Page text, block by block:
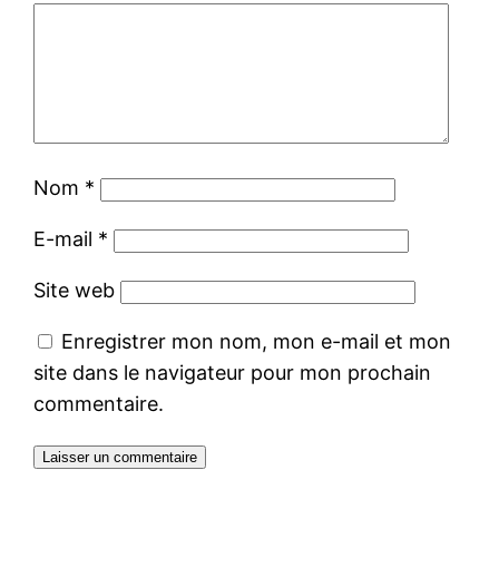
Nom *
E-mail *
Site web
Enregistrer mon nom, mon e-mail et mon
site dans le navigateur pour mon prochain
commentaire.